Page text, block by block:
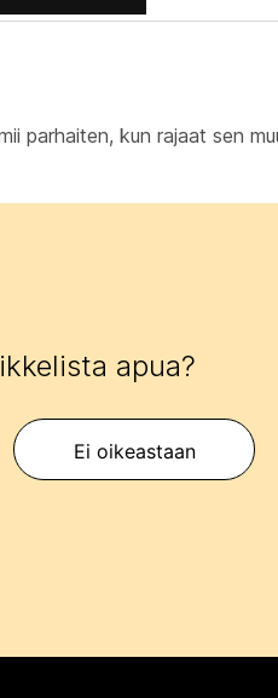
parhaiten, kun rajaat sen
apua?
Ei oikeastaan